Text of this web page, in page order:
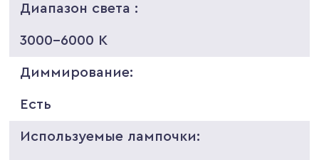
Диапазон света :
3000-6000 K
Диммирование:
Есть
Используемые лампочки: